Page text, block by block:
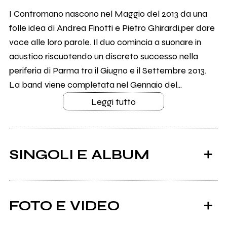
I Contromano nascono nel Maggio del 2013 da una
folle idea di Andrea Finotti e Pietro Ghirardi,per dare
voce alle loro parole. Il duo comincia a suonare in
acustico riscuotendo un discreto successo nella
periferia di Parma tra il Giugno e il Settembre 2013.
La band viene completata nel Gennaio del...
Leggi tutto
SINGOLI E ALBUM
FOTO E VIDEO